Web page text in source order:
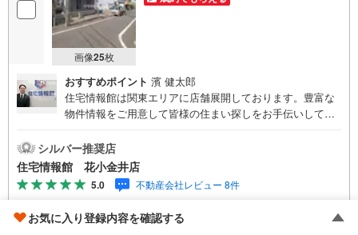
画像25枚
おすすめポイント 濱 健太郎
住宅情報館は関東エリアに店舗展開しております。豊富な
物件情報をご用意して皆様の住まい探しをお手伝いしてお
さい。【営業時間 10:00～19:00 火曜・水曜（祝日の場
合は営業いたします）】「資料請求」「内覧」のお問い合
わせは上記時間内ですとスムーズにご対応が可能です。ス
タッフ一同お客様のお問合せをお待ちしております。【住
宅ローン相談会】開催中無理のない住宅ローンの試算やご
購入の際にかかる諸費用の概算も行っております。しっか
シルバー推奨店
住宅情報館 花小金井店
5.0 不動産会社レビュー 8件
資料をもらう（無料）
お気に入り登録内容を確認する